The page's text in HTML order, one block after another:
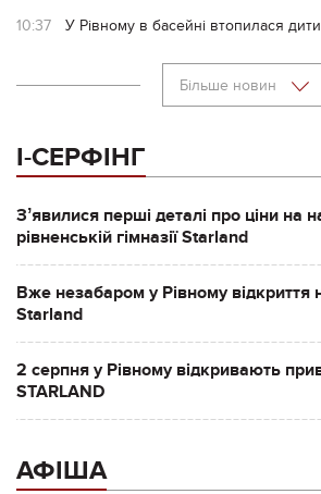
10:37 У Рівному в басейні втопилася
Більше новин
І-СЕРФІНГ
Зʼявилися перші деталі про ціни на
рівненській гімназії Starland
Вже незабаром у Рівному відкриття
Starland
2 серпня у Рівному відкривають
STARLAND
АФІША